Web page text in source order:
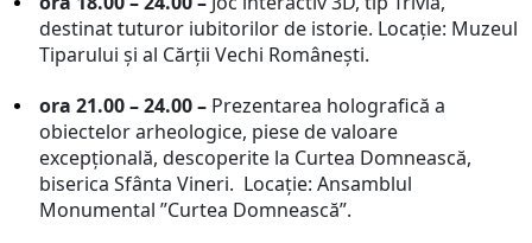
destinat tuturor iubitorilor de istorie. Locaţie: Muzeul
Tiparului şi al Cărţii Vechi Românești.
ora 21.00 – 24.00 – Prezentarea holografică a
obiectelor arheologice, piese de valoare
excepțională, descoperite la Curtea Domnească,
biserica Sfânta Vineri. Locaţie: Ansamblul
Monumental ”Curtea Domnească”.